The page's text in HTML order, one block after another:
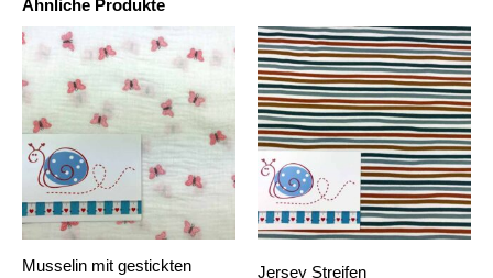
Ähnliche Produkte
Musselin mit gestickten
Jersey Streifen